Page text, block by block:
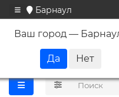
Барнаул
Ваш город —